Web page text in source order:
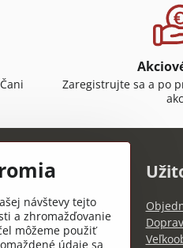
Zaregistrujte sa a po
návštevy tejto
a zhromažďovanie
môžeme použiť
údaje sa